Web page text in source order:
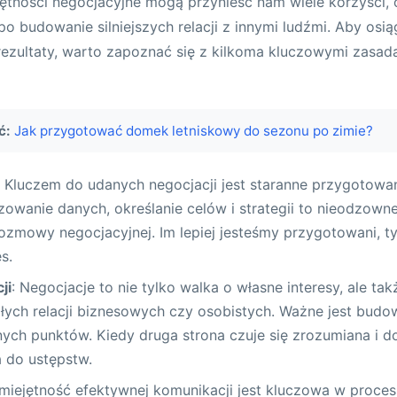
budowanie silniejszych relacji z innymi ludźmi. Aby
warto zapoznać się z kilkoma kluczowymi
Jak przygotować domek letniskowy do sezonu po zimie?
Kluczem do udanych negocjacji jest staranne
danych, określanie celów i strategii to
negocjacyjnej. Im lepiej jesteśmy przygotowani,
: Negocjacje to nie tylko walka o własne interesy, ale
relacji biznesowych czy osobistych. Ważne jest
punktów. Kiedy druga strona czuje się zrozumiana i
do ustępstw.
efektywnej komunikacji jest kluczowa w